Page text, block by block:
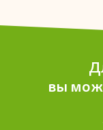
вы